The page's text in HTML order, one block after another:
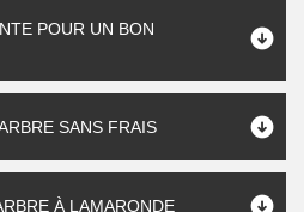
POUR UN BON
SANS FRAIS
À LAMARONDE